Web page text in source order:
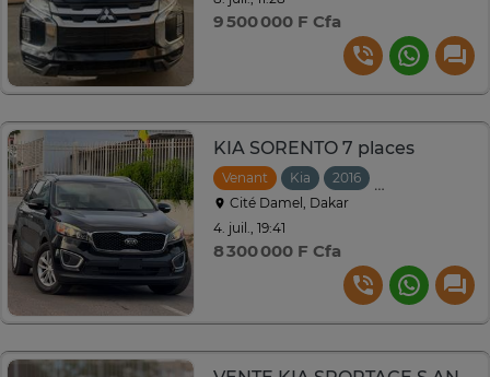
9 500 000 F Cfa
KIA SORENTO 7 places
Venant Kia 2016
Cité Damel, Dakar
4. juil., 19:41
8 300 000 F Cfa